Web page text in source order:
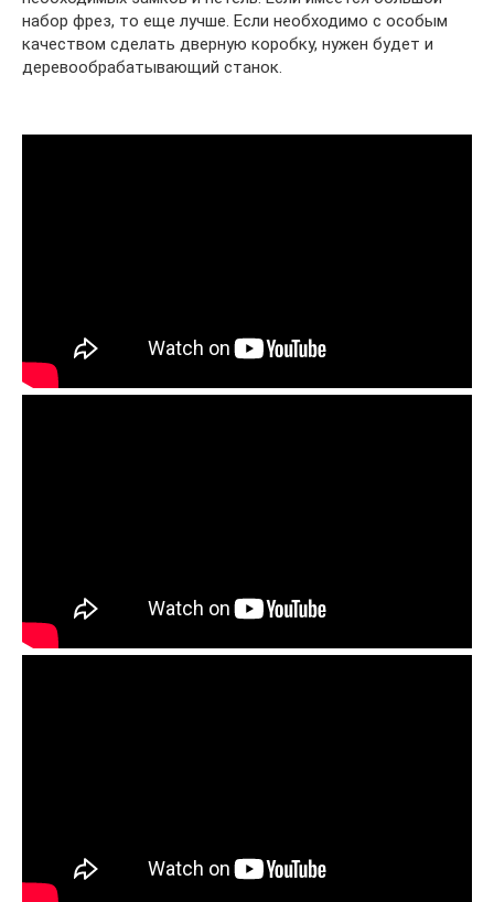
набор фрез, то еще лучше. Если необходимо с особым
качеством сделать дверную коробку, нужен будет и
деревообрабатывающий станок.